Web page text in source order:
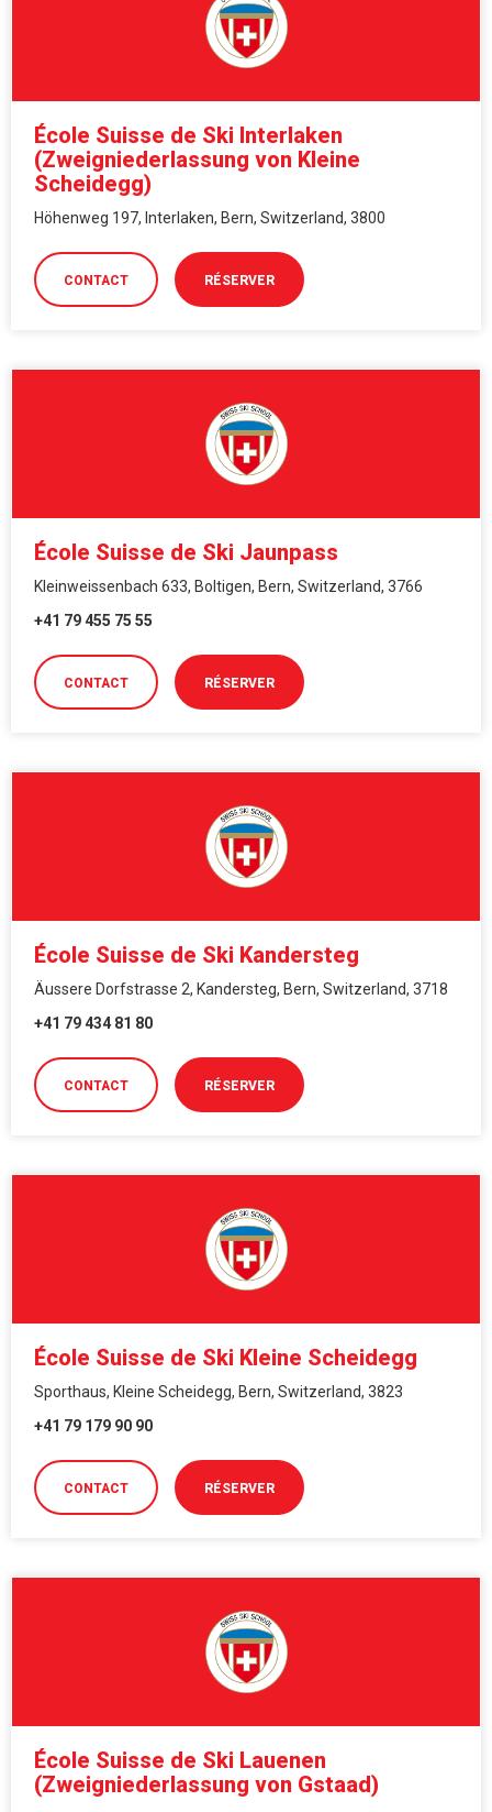
École Suisse de Ski Interlaken
(Zweigniederlassung von Kleine
Scheidegg)
Höhenweg 197, Interlaken, Bern, Switzerland, 3800
CONTACT RÉSERVER
École Suisse de Ski Jaunpass
Kleinweissenbach 633, Boltigen, Bern, Switzerland, 3766
+41 79 455 75 55
CONTACT RÉSERVER
École Suisse de Ski Kandersteg
Äussere Dorfstrasse 2, Kandersteg, Bern, Switzerland, 3718
+41 79 434 81 80
CONTACT RÉSERVER
École Suisse de Ski Kleine Scheidegg
Sporthaus, Kleine Scheidegg, Bern, Switzerland, 3823
+41 79 179 90 90
CONTACT RÉSERVER
École Suisse de Ski Lauenen
(Zweigniederlassung von Gstaad)